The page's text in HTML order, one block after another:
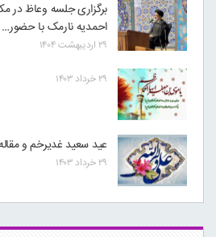
برگزاری جلسه وعاظ
احمدیه نارمک با حضور…
۲۹ اردیبهشت ۱۴۰۴
۲۹ خرداد ۱۴۰۳
عید سعید غدیرخم و
۲۹ خرداد ۱۴۰۳